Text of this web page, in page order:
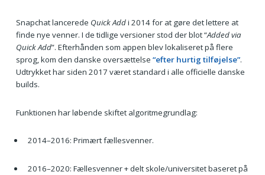
Snapchat lancerede Quick Addi 2014 for at gøre det lettere at
finde nye venner. I de tidlige versioner stod der blot “Added via
Quick Add”. Efterhånden som appen blev lokaliseret på flere
sprog, kom den danske oversættelse “efter hurtig tilføjelse”.
Udtrykket har siden 2017 været standard i alle officielle danske
builds.
Funktionen har løbende skiftet algoritme­grundlag:
2014–2016: Primært fællesvenner.
2016–2020: Fællesvenner + delt skole/universitet baseret på